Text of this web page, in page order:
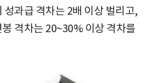
성과급 격차는 2배 이상 벌리고,
격차는 20~30% 이상 격차를